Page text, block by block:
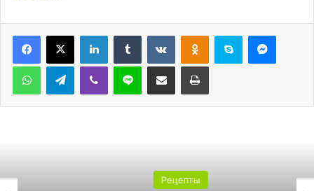
LinkedInTumblr ВконтактеОдноклассники
Skype
WhatsAppTelegramViber Line Поделиться через электронную почту Печатать
Рецепты